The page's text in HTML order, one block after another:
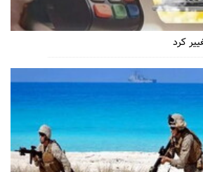
کرد